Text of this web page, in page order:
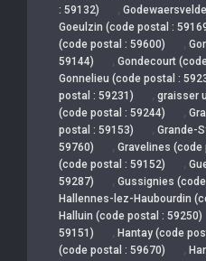
: 59132)
,
Goeulzin (code postal :
(code postal : 59600)
,
59144)
, Gondecourt
Gonnelieu (code postal :
postal : 59231)
, graisser
(code postal : 59244)
,
postal : 59153)
, Grande-
59760)
, Gravelines (code
(code postal : 59152)
,
59287)
, Gussignies
Hallennes-lez-Haubourdin
Halluin (code postal : 59250)
59151)
, Hantay (code
(code postal : 59670)
,